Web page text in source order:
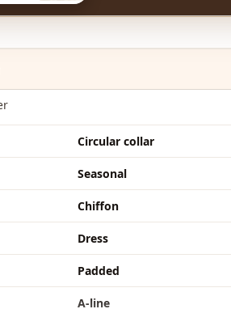
Circular collar
Seasonal
Chiffon
Dress
Padded
A-line